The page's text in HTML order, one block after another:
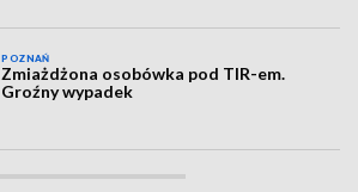
POZNAŃ
Zmiażdżona osobówka pod TIR-em.
Groźny wypadek